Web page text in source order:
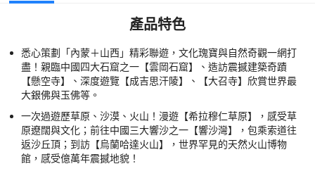
產品特色
悉心策劃「內蒙＋山西」精彩聯遊，文化瑰寶與自然奇觀一網打
盡！親臨中國四大石窟之一【雲岡石窟】、造訪震撼建築奇蹟
【懸空寺】、深度遊覽【成吉思汗陵】、【大召寺】欣賞世界最
大銀佛與玉佛等。
一次過遊歷草原、沙漠、火山！漫遊【希拉穆仁草原】，感受草
原遼闊與文化；前往中國三大響沙之一【響沙灣】，包乘索道往
返沙丘頂；到訪【烏蘭哈達火山】，世界罕見的天然火山博物
館，感受億萬年震撼地貌！